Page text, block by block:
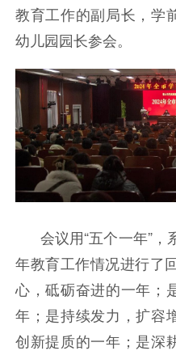
教育工作的副局长，学
幼儿园园长参会。
会议用“五个一年”
年教育工作情况进行了
心，砥砺奋进的一年；
年；是持续发力，扩容
创新提质的一年；是深